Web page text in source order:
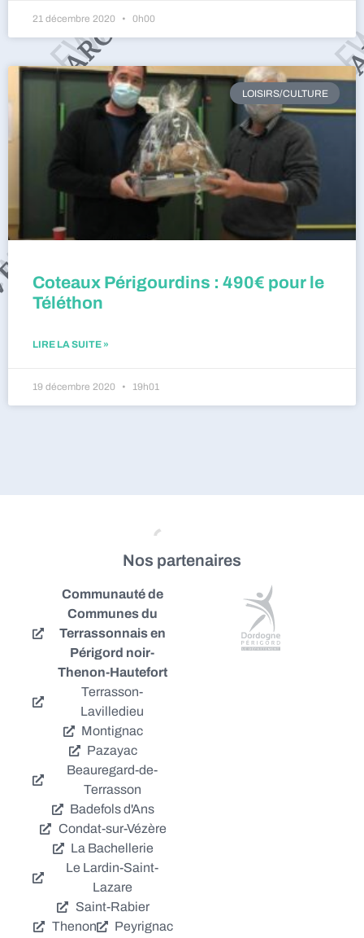
21 décembre 2020 0h00
LOISIRS/CULTURE
Coteaux Périgourdins : 490€ pour le
Téléthon
LIRE LA SUITE »
19 décembre 2020 19h01
Nos partenaires
Communauté de
Communes du
Terrassonnais en
Périgord noir-
Thenon-Hautefort
Terrasson-
Lavilledieu
Montignac
Pazayac
Beauregard-de-
Terrasson
Badefols d'Ans
Condat-sur-Vézère
La Bachellerie
Le Lardin-Saint-
Lazare
Saint-Rabier
Thenon
Peyrignac